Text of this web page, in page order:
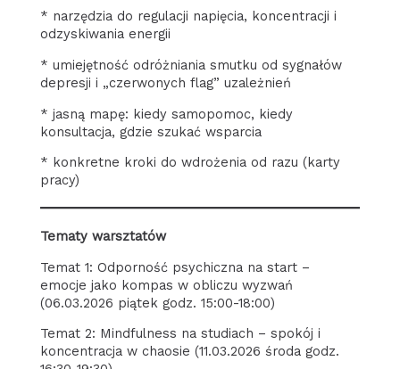
* narzędzia do regulacji napięcia, koncentracji i
odzyskiwania energii
* umiejętność odróżniania smutku od sygnałów
depresji i „czerwonych flag” uzależnień
* jasną mapę: kiedy samopomoc, kiedy
konsultacja, gdzie szukać wsparcia
* konkretne kroki do wdrożenia od razu (karty
pracy)
Tematy warsztatów
Temat 1: Odporność psychiczna na start –
emocje jako kompas w obliczu wyzwań
(06.03.2026 piątek godz. 15:00-18:00)
Temat 2: Mindfulness na studiach – spokój i
koncentracja w chaosie (11.03.2026 środa godz.